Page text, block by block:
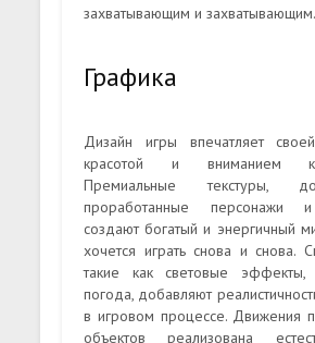
захватывающим и захватывающим.
Графика
Дизайн игры впечатляет
красотой и вниманием
Премиальные текстуры,
проработанные персонажи
создают богатый и энергичный
хочется играть снова и снова.
такие как световые эффекты,
погода, добавляют
в игровом процессе. Движения
объектов реализована